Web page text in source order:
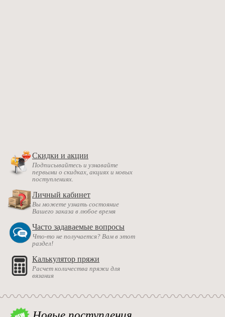
Скидки и акции
Подписывайтесь и узнавайте
первыми о скидках, акциях и новых
поступлениях.
Личный кабинет
Вы можете узнать состояние
Вашего заказа в любое время
Часто задаваемые вопросы
Что-то не получается? Вам в этот
раздел!
Калькулятор пряжи
Расчет количества пряжи для
вязания